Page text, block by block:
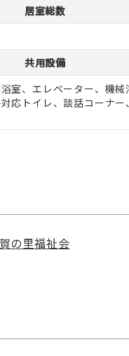
居室総数
共用設備
室 エレベーター
機械
応トイレ 談話コーナー
の里福祉会